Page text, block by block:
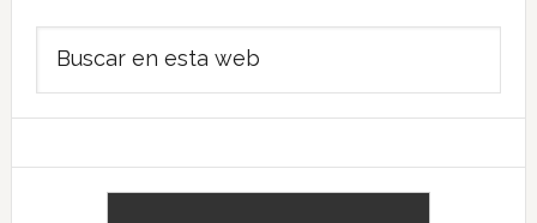
Barra
lateral
principal